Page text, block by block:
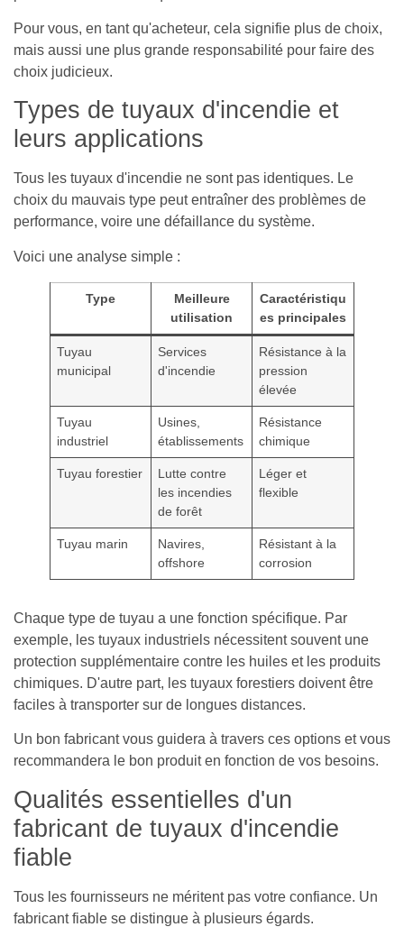
Pour vous, en tant qu'acheteur, cela signifie plus de choix,
mais aussi une plus grande responsabilité pour faire des
choix judicieux.
Types de tuyaux d'incendie et
leurs applications
Tous les tuyaux d'incendie ne sont pas identiques. Le
choix du mauvais type peut entraîner des problèmes de
performance, voire une défaillance du système.
Voici une analyse simple :
Type
Meilleure
utilisation
Caractéristiqu
es principales
Tuyau
municipal
Services
d'incendie
Résistance à la
pression
élevée
Tuyau
industriel
Usines,
établissements
Résistance
chimique
Tuyau forestier
Lutte contre
les incendies
de forêt
Léger et
flexible
Tuyau marin
Navires,
offshore
Résistant à la
corrosion
Chaque type de tuyau a une fonction spécifique. Par
exemple, les tuyaux industriels nécessitent souvent une
protection supplémentaire contre les huiles et les produits
chimiques. D'autre part, les tuyaux forestiers doivent être
faciles à transporter sur de longues distances.
Un bon fabricant vous guidera à travers ces options et vous
recommandera le bon produit en fonction de vos besoins.
Qualités essentielles d'un
fabricant de tuyaux d'incendie
fiable
Tous les fournisseurs ne méritent pas votre confiance. Un
fabricant fiable se distingue à plusieurs égards.